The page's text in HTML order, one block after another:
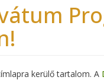
kerülő tartalom. A